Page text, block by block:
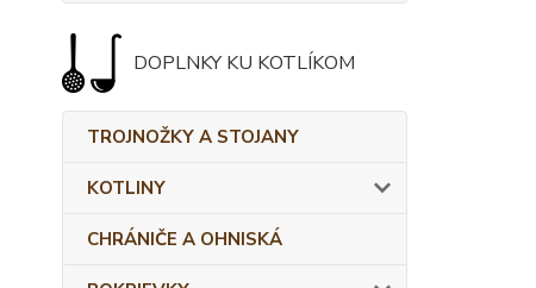
DOPLNKY KU KOTLÍKOM
TROJNOŽKY A STOJANY
KOTLINY
CHRÁNIČE A OHNISKÁ